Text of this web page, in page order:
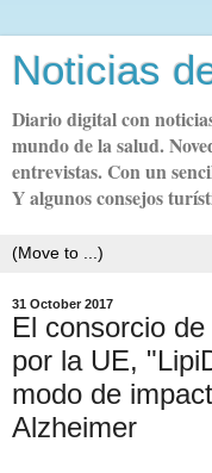
Noticias
Diario digital con
mundo de la salud.
entrevistas. Con un
Y algunos consejos
31 October 2017
El consorcio
por la UE,
modo de
Alzheimer